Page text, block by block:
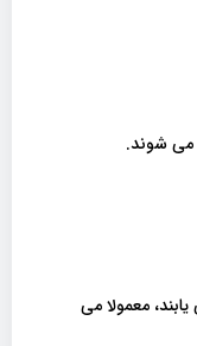
می شوند.
معمولا می